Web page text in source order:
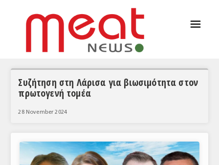
ΣΥΝΕΝΤΕΥΞΕΙΣ
ΘΕΜΑΤΑ
ΚΟΣΜΟΣ
☰
Συζήτηση στη Λάρισα για βιωσιμότητα στον
πρωτογενή τομέα
28 November 2024